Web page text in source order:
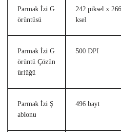
Parmak İzi G
örüntüsü
242 piksel x
ksel
Parmak İzi G
örüntü Çözün
ürlüğü
500 DPI
Parmak İzi Ş
ablonu
496 bayt